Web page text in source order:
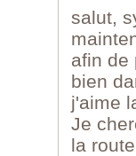
salut,
afin de
bien
j'aime
Je
la